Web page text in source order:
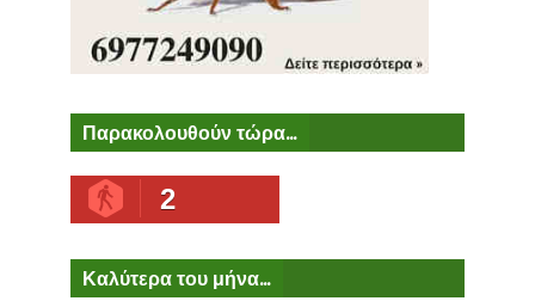
Παρακολουθούν τώρα...
2
Καλύτερα του μήνα...